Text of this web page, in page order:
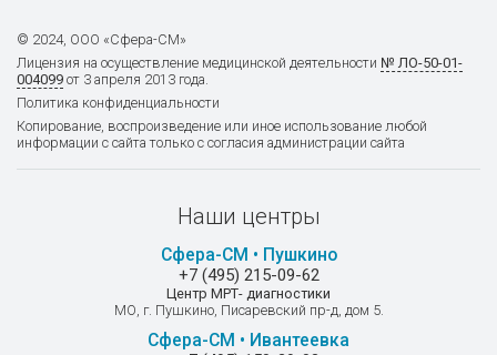
© 2024, ООО «Сфера-СМ»
Лицензия на осуществление медицинской деятельности № ЛО-50-01-
004099 от 3 апреля 2013 года.
Политика конфиденциальности
Копирование, воспроизведение или иное использование любой
информации с сайта только с согласия администрации сайта
Наши центры
Сфера-СМ • Пушкино
+7 (495) 215-09-62
Центр МРТ- диагностики
МО, г. Пушкино, Писаревский пр-д, дом 5.
Сфера-СМ • Ивантеевка